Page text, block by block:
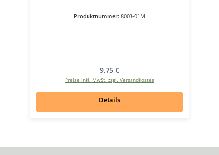
Produktnummer: 8003-01M
Regulärer Preis:
9,75 €
Preise inkl. MwSt. zzgl. Versandkosten
Details